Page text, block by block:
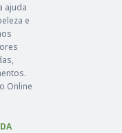
ajuda
e
Online